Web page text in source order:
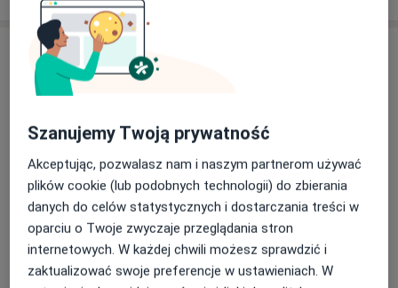
Usługi
Wszystkie
Konsultacja logopedyczna
Od 209 zł
Szczegóły konsultacja logopedyczna
Umów
Szanujemy Twoją prywatność
Akceptując, pozwalasz nam i naszym partnerom używać
plików cookie (lub podobnych technologii) do zbierania
danych do celów statystycznych i dostarczania treści w
oparciu o Twoje zwyczaje przeglądania stron
internetowych. W każdej chwili możesz sprawdzić i
zaktualizować swoje preferencje w ustawieniach. W